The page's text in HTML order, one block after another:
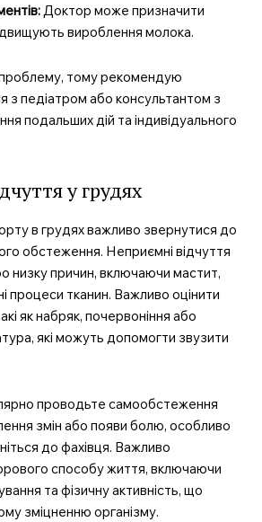
Доктор може призначити
вироблення молока.
проблему, тому рекомендую
з педіатром або консультантом з
подальших дій та індивідуального
у грудях
в грудях важливо звернутися до
обстеження. Неприємні відчуття
низку причин, включаючи мастит,
процеси тканин. Важливо оцінити
як набряк, почервоніння або
які можуть допомогти звузити
проводьте самообстеження
змін або появи болю, особливо
до фахівця. Важливо
способу життя, включаючи
та фізичну активність, що
зміцненню організму.